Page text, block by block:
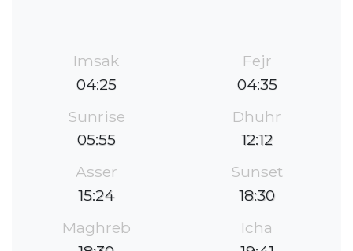
Imsak
04:25
Fejr
04:35
Sunrise
05:55
Dhuhr
12:12
Asser
15:24
Sunset
18:30
Maghreb
Icha